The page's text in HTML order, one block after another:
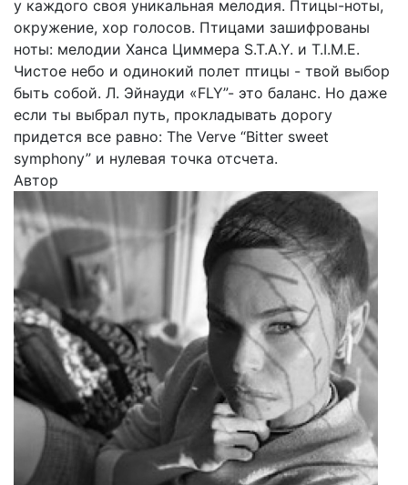
у каждого своя уникальная мелодия. Птицы-ноты,
окружение, хор голосов. Птицами зашифрованы
ноты: мелодии Ханса Циммера S.T.A.Y. и T.I.M.E.
Чистое небо и одинокий полет птицы - твой выбор
быть собой. Л. Эйнауди «FLY”- это баланс. Но даже
если ты выбрал путь, прокладывать дорогу
придется все равно: The Verve “Bitter sweet
symphony” и нулевая точка отсчета.
Автор